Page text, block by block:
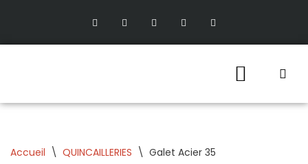
Accueil \ QUINCAILLERIES \ Galet Acier 35